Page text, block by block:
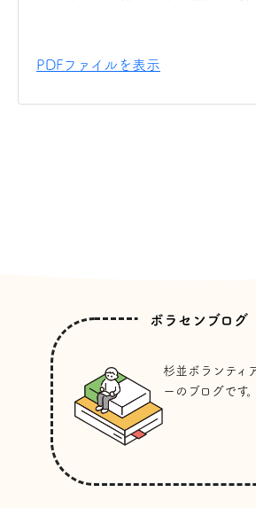
PDFファイルを表示
ボラセンブログ
杉並ボランティ
ーのブログです。